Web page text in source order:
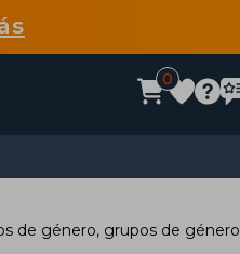
0
de género, grupos de género